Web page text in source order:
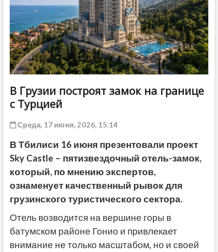
В Грузии построят замок на границе
с Турцией
Среда, 17 июня, 2026, 15:14
В Тбилиси 16 июня презентовали проект
Sky Castle – пятизвездочный отель-замок,
который, по мнению экспертов,
ознаменует качественный рывок для
грузинского туристического сектора.
Отель возводится на вершине горы в
батумском районе Гонио и привлекает
внимание не только масштабом, но и своей